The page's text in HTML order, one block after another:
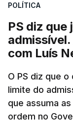
abertura de
ter qualquer
dessas obras.
POLÍTICA
PS diz que
com Luís
O PS diz que
limite do
que assuma
ordem no